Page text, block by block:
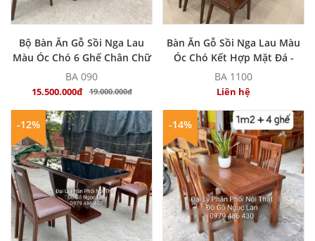
MUA NGAY
Bộ Bàn Ăn Gỗ Sồi Nga Lau
Màu Óc Chó 6 Ghế Chân Chữ
U Hiện Đại
BA 090
15.500.000đ 19.000.000đ
MUA NGAY
Bàn Ăn Gỗ Sồi Nga Lau Màu
Óc Chó Kết Hợp Mặt Đá -
Hiện Đại
BA 1100
Liên hệ
-12% -14%